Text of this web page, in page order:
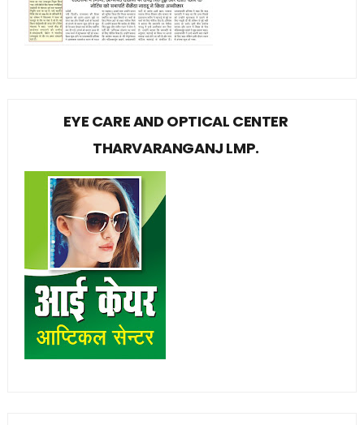
EYE CARE AND OPTICAL CENTER
THARVARANGANJ LMP.